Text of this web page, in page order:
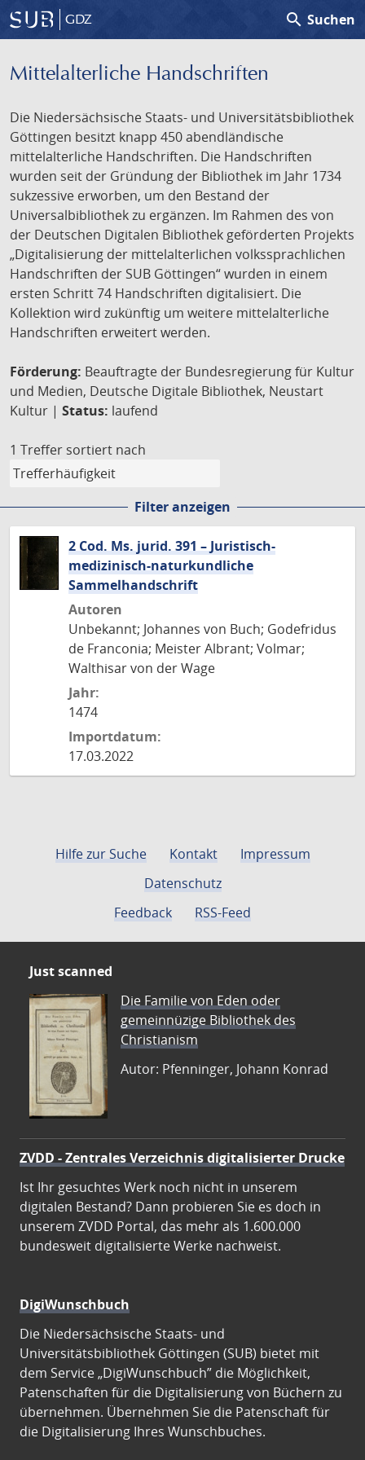
GDZ search Suchen
Mittelalterliche Handschriften
Die Niedersächsische Staats- und Universitätsbibliothek
Göttingen besitzt knapp 450 abendländische
mittelalterliche Handschriften. Die Handschriften
wurden seit der Gründung der Bibliothek im Jahr 1734
sukzessive erworben, um den Bestand der
Universalbibliothek zu ergänzen. Im Rahmen des von
der Deutschen Digitalen Bibliothek geförderten Projekts
„Digitalisierung der mittelalterlichen volkssprachlichen
Handschriften der SUB Göttingen“ wurden in einem
ersten Schritt 74 Handschriften digitalisiert. Die
Kollektion wird zukünftig um weitere mittelalterliche
Handschriften erweitert werden.
Förderung: Beauftragte der Bundesregierung für Kultur
und Medien, Deutsche Digitale Bibliothek, Neustart
Kultur | Status: laufend
1 Treffer sortiert nach
Filter anzeigen
2 Cod. Ms. jurid. 391 – Juristisch-
medizinisch-naturkundliche
Sammelhandschrift
Autoren
Unbekannt; Johannes von Buch; Godefridus
de Franconia; Meister Albrant; Volmar;
Walthisar von der Wage
Jahr:
1474
Importdatum:
17.03.2022
Hilfe zur Suche Kontakt
Impressum
Datenschutz
Feedback
RSS-Feed
Just scanned
Die Familie von Eden oder
gemeinnüzige Bibliothek des
Christianism
Autor: Pfenninger, Johann Konrad
ZVDD - Zentrales Verzeichnis digitalisierter Drucke
Ist Ihr gesuchtes Werk noch nicht in unserem
digitalen Bestand? Dann probieren Sie es doch in
unserem ZVDD Portal, das mehr als 1.600.000
bundesweit digitalisierte Werke nachweist.
DigiWunschbuch
Die Niedersächsische Staats- und
Universitätsbibliothek Göttingen (SUB) bietet mit
dem Service „DigiWunschbuch” die Möglichkeit,
Patenschaften für die Digitalisierung von Büchern zu
übernehmen. Übernehmen Sie die Patenschaft für
die Digitalisierung Ihres Wunschbuches.